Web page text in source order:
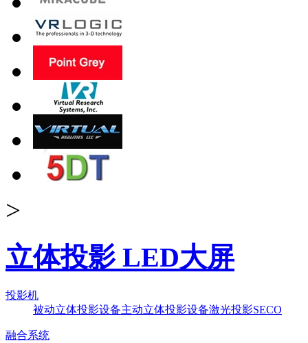
>
立体投影 LED大屏
投影机
被动立体投影设备主动立体投影设备激光投影SECO
融合系统